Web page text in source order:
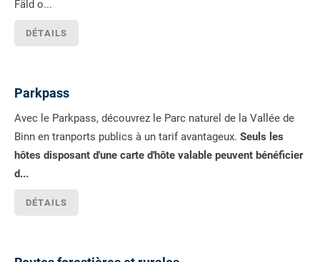
Fäld o...
DÉTAILS
Parkpass
Avec le Parkpass, découvrez le Parc naturel de la Vallée de
Binn en tranports publics à un tarif avantageux. Seuls les
hôtes disposant d'une carte d'hôte valable peuvent bénéficier
d...
DÉTAILS